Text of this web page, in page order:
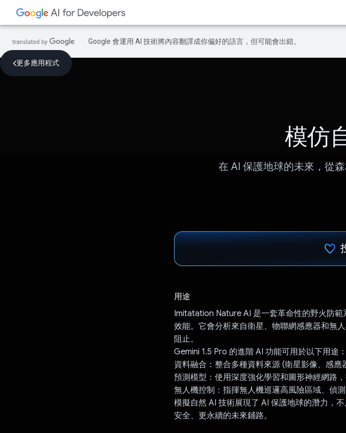
Google 會運用 AI 技術將內容翻譯成你偏好的語言，但可能會出錯。
更多應用程式
模仿
在 AI 保護地球的未來，從
用途
Imitatation Nature AI 是一套革命性的野火防
效能。它會分析來自衛星、物聯網感應器和無
阻止。
Gemini 1.5 Pro 的進階 AI 功能可用於以下用途：
資料融合：整合多種資料來源 (衛星影像、感應
預測模型：使用深度強化學習和圖形神經網路
無人機控制：指揮無人機巡邏高風險區域、偵
模擬自然 AI 技術展現了 AI 保護地球的潛力，
安全、更永續的未來鋪路。